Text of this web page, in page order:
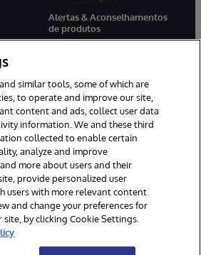
Alertas & Aconselhamentos
de produtos
facebooklinkedin
Corporation, Boston, MA. Todos os
similar tools, some of which are
to operate and improve our site,
content and ads, collect user data
information. We and these third
collected to enable certain
analyze and improve
more about users and their
provide personalized user
users with more relevant content
and change your preferences for
by clicking Cookie Settings.